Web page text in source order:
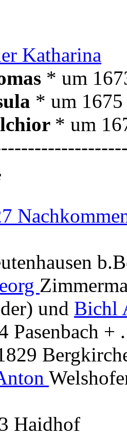
Katharina
* um
* um
* um
und Bichl
Pasenbach +
Haidhof